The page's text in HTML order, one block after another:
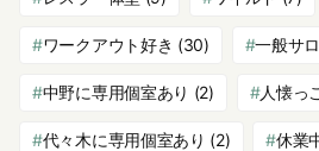
ワークアウト好き (30) 一般サ
中野に専用個室あり (2) 人懐っ
代々木に専用個室あり (2) 休業